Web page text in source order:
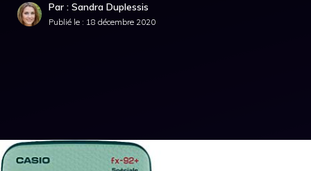
Par : Sandra Duplessis
Publié le : 18 décembre 2020